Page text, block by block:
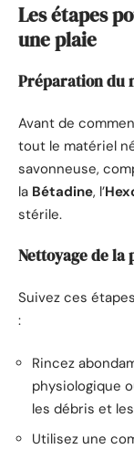
Les étapes
une plaie
Préparation du
Avant de
tout le matériel
savonneuse,
la Bétadine, l’
stérile.
Nettoyage de la
Suivez ces
:
Rincez
physiologique
les débris et
Utilisez une